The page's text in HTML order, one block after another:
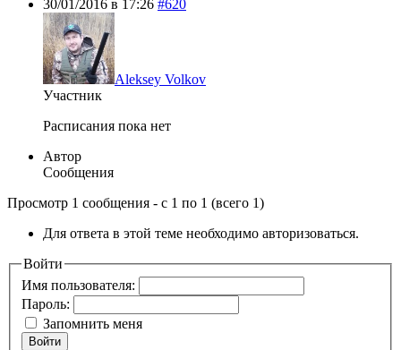
30/01/2016 в 17:26 #620
Aleksey Volkov
Участник
Расписания пока нет
Автор
Сообщения
Просмотр 1 сообщения - с 1 по 1 (всего 1)
Для ответа в этой теме необходимо авторизоваться.
Войти
Имя пользователя:
Пароль:
Запомнить меня
Войти